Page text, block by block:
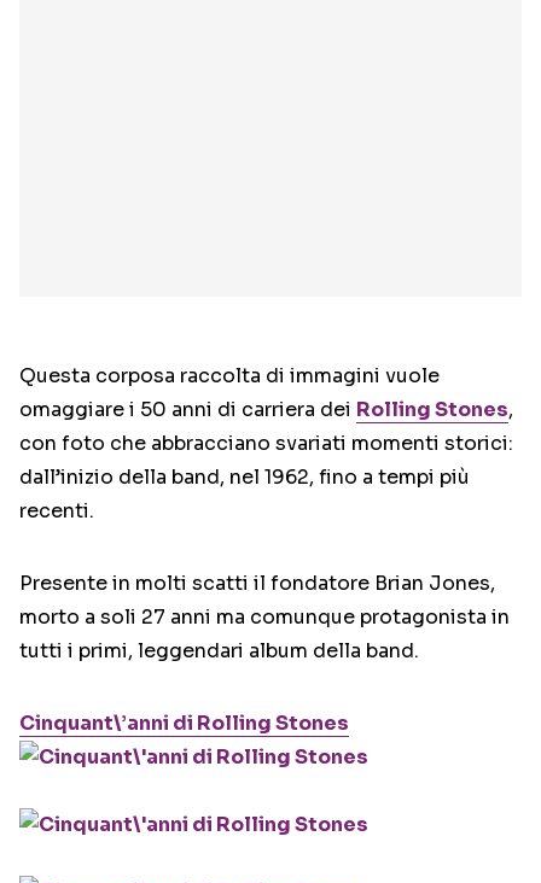
Questa corposa raccolta di immagini vuole
omaggiare i 50 anni di carriera dei Rolling Stones,
con foto che abbracciano svariati momenti storici:
dall’inizio della band, nel 1962, fino a tempi più
recenti.
Presente in molti scatti il fondatore Brian Jones,
morto a soli 27 anni ma comunque protagonista in
tutti i primi, leggendari album della band.
Cinquant\’anni di Rolling Stones